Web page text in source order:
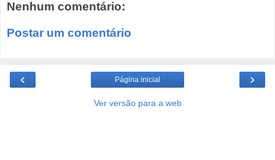
Nenhum comentário:
Postar um comentário
‹ ›
Página inicial
Ver versão para a web